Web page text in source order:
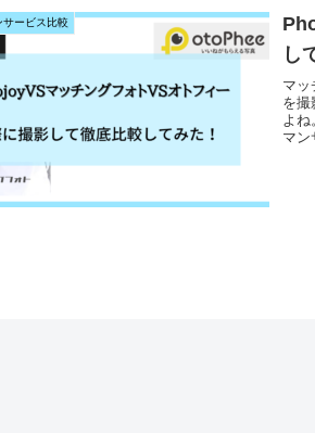
サービス比較
し
マッ
を撮
よね
マン